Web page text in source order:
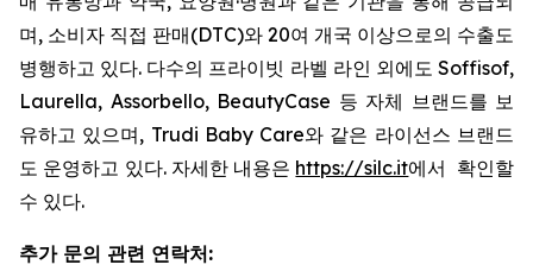
며, 소비자 직접 판매(DTC)와 20여 개국 이상으로의 수출도
병행하고 있다. 다수의 프라이빗 라벨 라인 외에도 Soffisof,
Laurella, Assorbello, BeautyCase 등 자체 브랜드를 보
유하고 있으며, Trudi Baby Care와 같은 라이선스 브랜드
도 운영하고 있다. 자세한 내용은 https://silc.it에서 확인할
수 있다.
추가 문의 관련 연락처: